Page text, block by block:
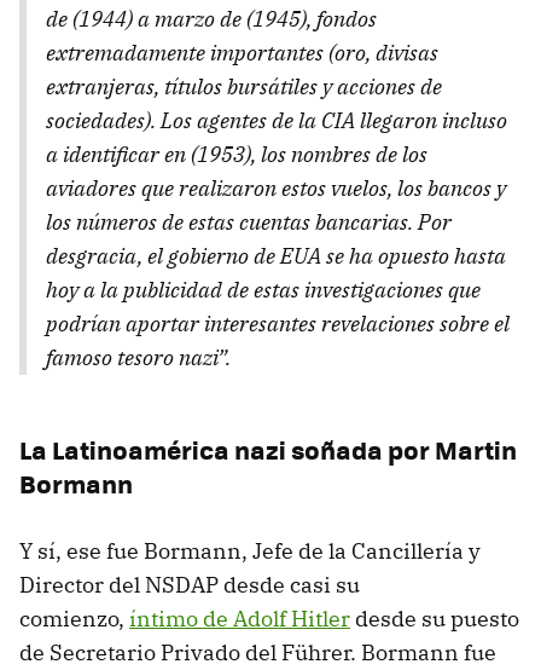
de (1944) a marzo de (1945), fondos
extremadamente importantes (oro, divisas
extranjeras, títulos bursátiles y acciones de
sociedades). Los agentes de la CIA llegaron incluso
a identificar en (1953), los nombres de los
aviadores que realizaron estos vuelos, los bancos y
los números de estas cuentas bancarias. Por
desgracia, el gobierno de EUA se ha opuesto hasta
hoy a la publicidad de estas investigaciones que
podrían aportar interesantes revelaciones sobre el
famoso tesoro nazi”.
La Latinoamérica nazi soñada por Martin
Bormann
Y sí, ese fue Bormann, Jefe de la Cancillería y
Director del NSDAP desde casi su
comienzo, íntimo de Adolf Hitler desde su puesto
de Secretario Privado del Führer. Bormann fue